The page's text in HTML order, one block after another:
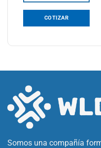
COTIZAR
Somos una compañía